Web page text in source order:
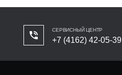
СЕРВИСНЫЙ ЦЕНТР
+7 (4162) 42-05-39